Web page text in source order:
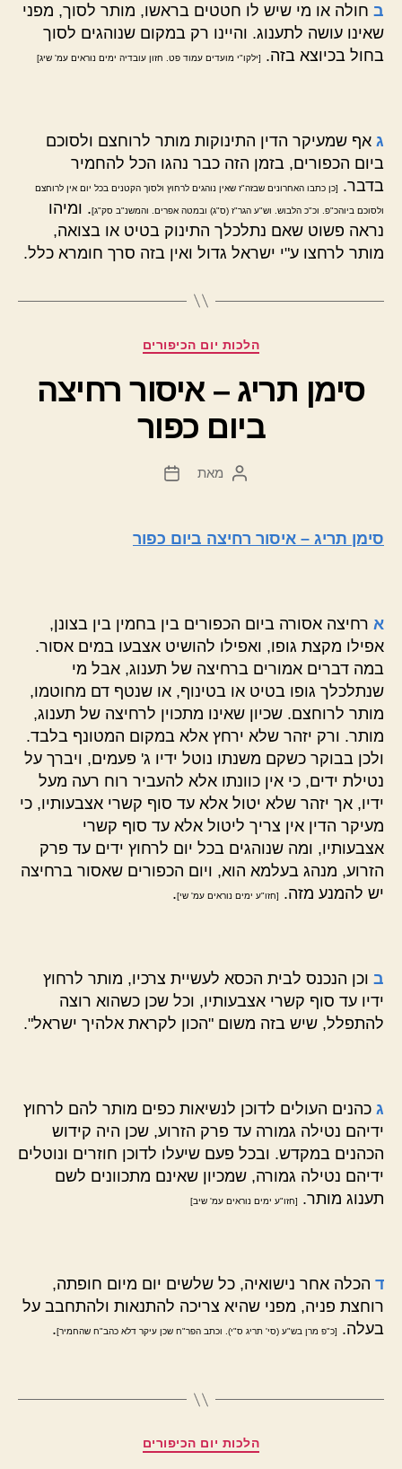
ב חולה או מי שיש לו חטטים בראשו, מותר לסוך, מפני
שאינו עושה לתענוג. והיינו רק במקום שנוהגים לסוך
בחול בכיוצא בזה.
[ילקו"י מועדים עמוד פט. חזון עובדיה ימים נוראים עמ' שיג]
ג אף שמעיקר הדין התינוקות מותר לרוחצם ולסוכם
ביום הכפורים, בזמן הזה כבר נהגו הכל להחמיר
בדבר.
[כן כתבו האחרונים שבזה"ז שאין נוהגים לרחוץ ולסוך הקטנים בכל יום אין לרוחצם
ולסוכם ביוהכ"פ. וכ"כ הלבוש. וש"ע הגר"ז (ס"ג) ובמטה אפרים. והמשנ"ב סק"ג]. ומיהו
נראה פשוט שאם נתלכלך התינוק בטיט או בצואה,
מותר לרחצו ע"י ישראל גדול ואין בזה סרך חומרא כלל.
קטגוריות
הלכות יום הכיפורים
סימן תריג – איסור רחיצה
ביום כפור
המחבר
מאת
תאריך
סימן תריג – איסור רחיצה ביום כפור
א רחיצה אסורה ביום הכפורים בין בחמין בין בצונן,
אפילו מקצת גופו, ואפילו להושיט אצבעו במים אסור.
במה דברים אמורים ברחיצה של תענוג, אבל מי
שנתלכלך גופו בטיט או בטינוף, או שנטף דם מחוטמו,
מותר לרוחצם. שכיון שאינו מתכוין לרחיצה של תענוג,
מותר. ורק יזהר שלא ירחץ אלא במקום המטונף בלבד.
ולכן בבוקר כשקם משנתו נוטל ידיו ג' פעמים, ויברך על
נטילת ידים, כי אין כוונתו אלא להעביר רוח רעה מעל
ידיו, אך יזהר שלא יטול אלא עד סוף קשרי אצבעותיו, כי
מעיקר הדין אין צריך ליטול אלא עד סוף קשרי
אצבעותיו, ומה שנוהגים בכל יום לרחוץ ידים עד פרק
הזרוע, מנהג בעלמא הוא, ויום הכפורים שאסור ברחיצה
יש להמנע מזה.
[חזו"ע ימים נוראים עמ' שי].
ב וכן הנכנס לבית הכסא לעשיית צרכיו, מותר לרחוץ
ידיו עד סוף קשרי אצבעותיו, וכל שכן כשהוא רוצה
להתפלל, שיש בזה משום "הכון לקראת אלהיך ישראל".
ג כהנים העולים לדוכן לנשיאות כפים מותר להם לרחוץ
ידיהם נטילה גמורה עד פרק הזרוע, שכן היה קידוש
הכהנים במקדש. ובכל פעם שיעלו לדוכן חוזרים ונוטלים
ידיהם נטילה גמורה, שמכיון שאינם מתכוונים לשם
תענוג מותר.
[חזו"ע ימים נוראים עמ' שיב]
ד הכלה אחר נישואיה, כל שלשים יום מיום חופתה,
רוחצת פניה, מפני שהיא צריכה להתנאות ולהתחבב על
בעלה.
[כ"פ מרן בש"ע (סי' תריג ס"י). וכתב הפר"ח שכן עיקר דלא כהב"ח שהחמיר].
קטגוריות
הלכות יום הכיפורים